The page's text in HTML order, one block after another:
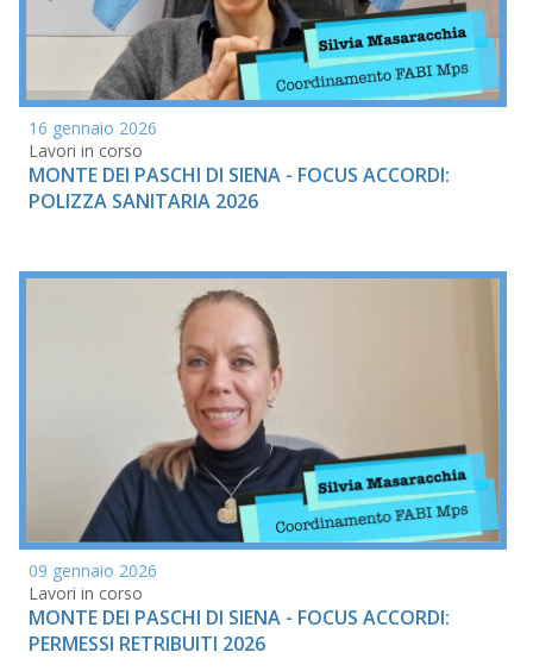
16 gennaio 2026
Lavori in corso
MONTE DEI PASCHI DI SIENA - FOCUS ACCORDI:
POLIZZA SANITARIA 2026
09 gennaio 2026
Lavori in corso
MONTE DEI PASCHI DI SIENA - FOCUS ACCORDI:
PERMESSI RETRIBUITI 2026